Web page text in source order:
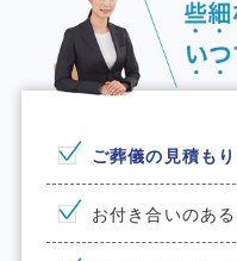
ご葬儀の見積もり
お付き合いのある